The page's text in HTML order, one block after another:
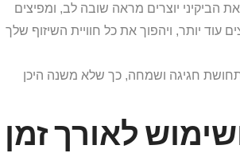
הביקיני יוצרים מראה שובה לב, ומפיצים
יותר, ויהפוך את כל חוויית השיזוף שלך
תחושת חגיגה ושמחה, כך שלא משנה היכן
לאורך זמן